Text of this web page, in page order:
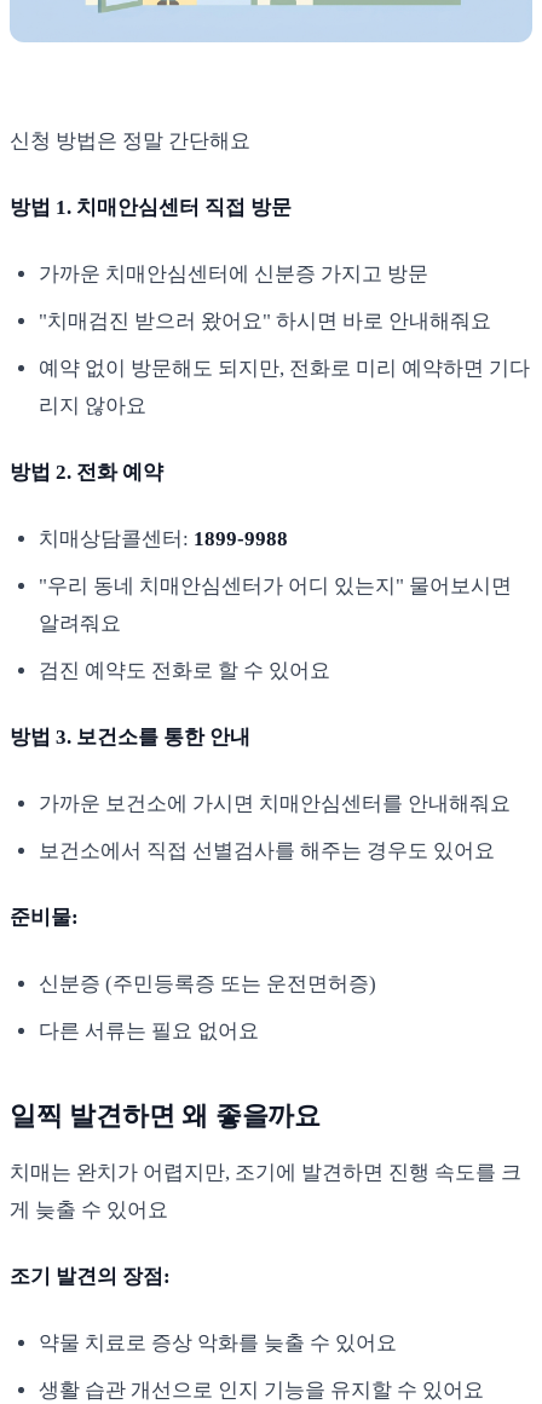
신청 방법은 정말 간단해요
방법 1. 치매안심센터 직접 방문
가까운 치매안심센터에 신분증 가지고 방문
"치매검진 받으러 왔어요" 하시면 바로 안내해줘요
예약 없이 방문해도 되지만, 전화로 미리 예약하면 기다
리지 않아요
방법 2. 전화 예약
치매상담콜센터: 1899-9988
"우리 동네 치매안심센터가 어디 있는지" 물어보시면
알려줘요
검진 예약도 전화로 할 수 있어요
방법 3. 보건소를 통한 안내
가까운 보건소에 가시면 치매안심센터를 안내해줘요
보건소에서 직접 선별검사를 해주는 경우도 있어요
준비물:
신분증 (주민등록증 또는 운전면허증)
다른 서류는 필요 없어요
일찍 발견하면 왜 좋을까요
치매는 완치가 어렵지만, 조기에 발견하면 진행 속도를 크
게 늦출 수 있어요
조기 발견의 장점:
약물 치료로 증상 악화를 늦출 수 있어요
생활 습관 개선으로 인지 기능을 유지할 수 있어요